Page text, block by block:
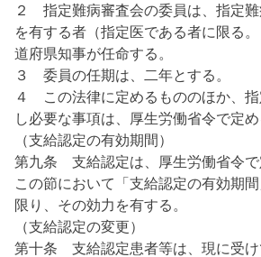
２ 指定難病審査会の委員は、指定
を有する者（指定医である者に限る
道府県知事が任命する。
３ 委員の任期は、二年とする。
４ この法律に定めるもののほか、
し必要な事項は、厚生労働省令で定め
（支給認定の有効期間）
第九条 支給認定は、厚生労働省令
この節において「支給認定の有効期
限り、その効力を有する。
（支給認定の変更）
第十条 支給認定患者等は、現に受け